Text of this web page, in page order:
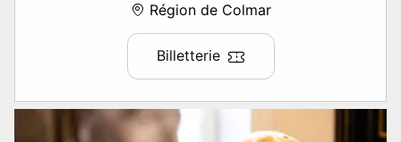
Région de Colmar
Billetterie